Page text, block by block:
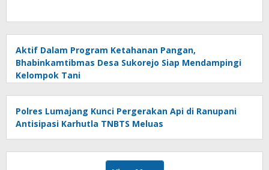
Aktif Dalam Program Ketahanan Pangan,
Bhabinkamtibmas Desa Sukorejo Siap Mendampingi
Kelompok Tani
Polres Lumajang Kunci Pergerakan Api di Ranupani
Antisipasi Karhutla TNBTS Meluas